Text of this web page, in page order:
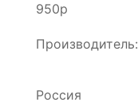
950р
Производитель:
Россия